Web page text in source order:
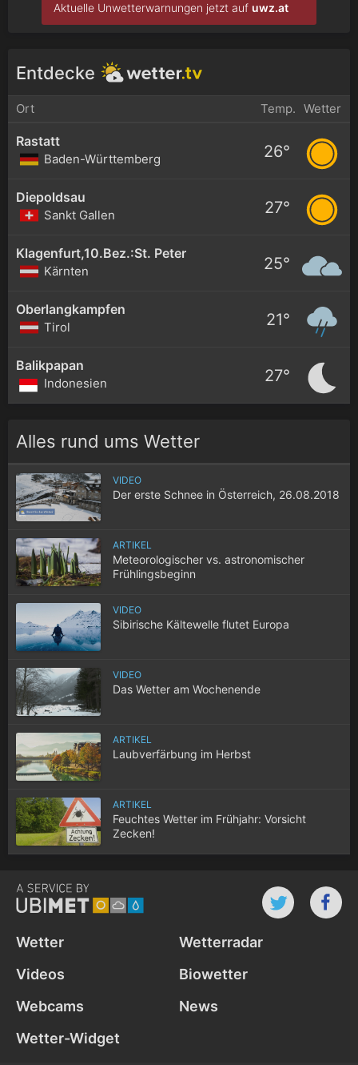
Aktuelle Unwetterwarnungen jetzt auf uwz.at
Entdecke
Ort Temp. Wetter
Rastatt
Baden-Württemberg 26°
Diepoldsau
Sankt Gallen 27°
Klagenfurt,10.Bez.:St. Peter
Kärnten 25°
Oberlangkampfen
Tirol 21°
Balikpapan
Indonesien 27°
Alles rund ums Wetter
VIDEO
Der erste Schnee in Österreich, 26.08.2018
ARTIKEL
Meteorologischer vs. astronomischer
Frühlingsbeginn
VIDEO
Sibirische Kältewelle flutet Europa
VIDEO
Das Wetter am Wochenende
ARTIKEL
Laubverfärbung im Herbst
ARTIKEL
Feuchtes Wetter im Frühjahr: Vorsicht
Zecken!
Wetter
Wetterradar
Videos
Biowetter
Webcams
News
Wetter-Widget